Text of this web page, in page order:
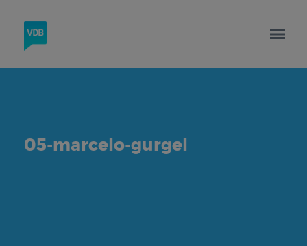
05-marcelo-gurgel